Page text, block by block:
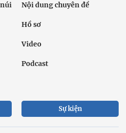
Nội dung chuyên đề
Hồ sơ
Video
Podcast
Sự kiện